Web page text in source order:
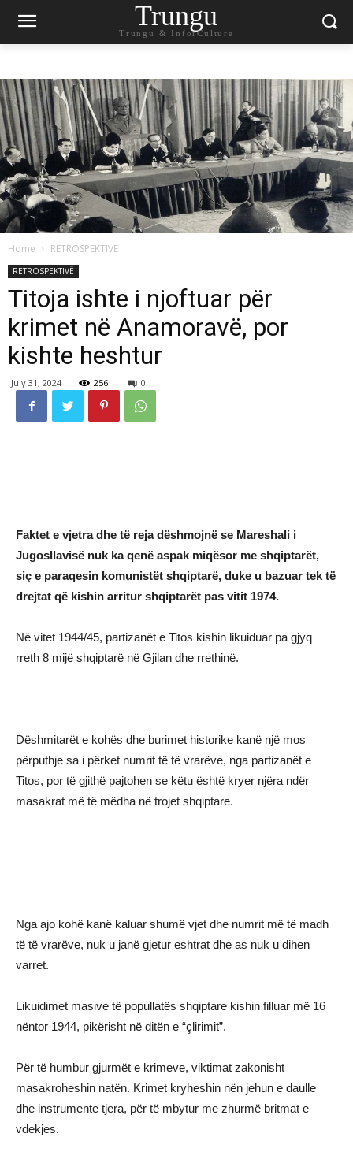
Trungu
Trungu & InforCulture
Home RETROSPEKTIVË
RETROSPEKTIVË
Titoja ishte i njoftuar për
krimet në Anamoravë, por
kishte heshtur
July 31, 2024 256 0
Faktet e vjetra dhe të reja dëshmojnë se Mareshali i
Jugosllavisë nuk ka qenë aspak miqësor me shqiptarët,
siç e paraqesin komunistët shqiptarë, duke u bazuar tek të
drejtat që kishin arritur shqiptarët pas vitit 1974.
Në vitet 1944/45, partizanët e Titos kishin likuiduar pa gjyq
rreth 8 mijë shqiptarë në Gjilan dhe rrethinë.
Dëshmitarët e kohës dhe burimet historike kanë një mos
përputhje sa i përket numrit të të vrarëve, nga partizanët e
Titos, por të gjithë pajtohen se këtu është kryer njëra ndër
masakrat më të mëdha në trojet shqiptare.
Nga ajo kohë kanë kaluar shumë vjet dhe numrit më të madh
të të vrarëve, nuk u janë gjetur eshtrat dhe as nuk u dihen
varret.
Likuidimet masive të popullatës shqiptare kishin filluar më 16
nëntor 1944, pikërisht në ditën e “çlirimit”.
Për të humbur gjurmët e krimeve, viktimat zakonisht
masakroheshin natën. Krimet kryheshin nën jehun e daulle
dhe instrumente tjera, për të mbytur me zhurmë britmat e
vdekjes.